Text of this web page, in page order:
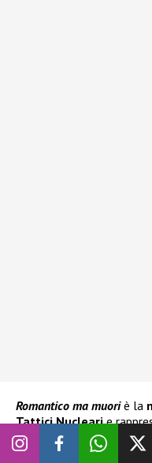
Romantico ma muoriè la
Tattici Nuclearie
pezzo racchiude infatti la
Vediamo quindi iltestodi